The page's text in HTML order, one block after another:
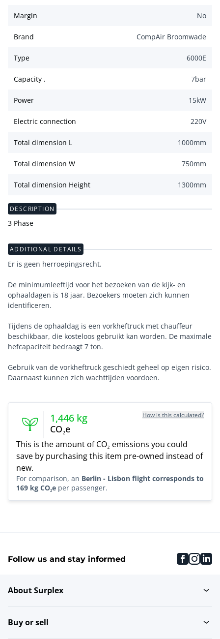
Margin No
Brand CompAir Broomwade
Type 6000E
Capacity . 7bar
Power 15kW
Electric connection 220V
Total dimension L 1000mm
Total dimension W 750mm
Total dimension Height 1300mm
DESCRIPTION
3 Phase
ADDITIONAL DETAILS
Er is geen herroepingsrecht.
De minimumleeftijd voor het bezoeken van de kijk- en
ophaaldagen is 18 jaar. Bezoekers moeten zich kunnen
identificeren.
Tijdens de ophaaldag is een vorkheftruck met chauffeur
beschikbaar, die kosteloos gebruikt kan worden. De maximale
hefcapaciteit bedraagt 7 ton.
Gebruik van de vorkheftruck geschiedt geheel op eigen risico.
Daarnaast kunnen zich wachttijden voordoen.
1,446 kg
CO₂e
How is this calculated?
This is the amount of CO₂ emissions you could
save by purchasing this item pre-owned instead of
new.
For comparison, an Berlin - Lisbon flight corresponds to
169 kg CO₂e per passenger.
Follow us and stay informed
About Surplex
Buy or sell